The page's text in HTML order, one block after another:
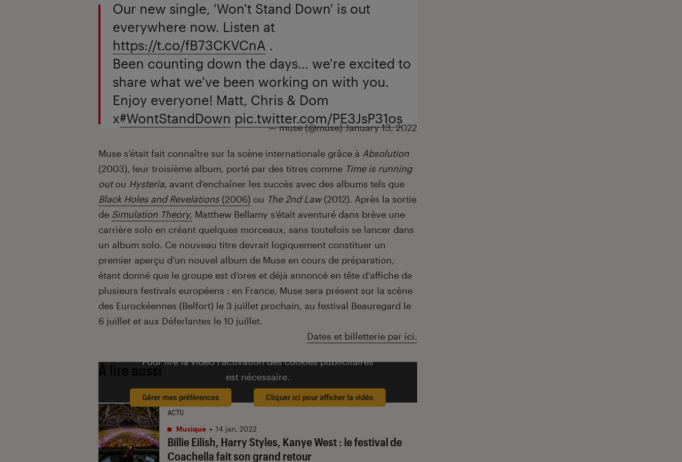
Our new single, 'Won't Stand Down' is out
everywhere now. Listen at
https://t.co/fB73CKVCnA .
Been counting down the days… we're excited to
share what we've been working on with you.
Enjoy everyone! Matt, Chris & Dom
x#WontStandDown pic.twitter.com/PE3JsP31os
— muse (@muse)January 13, 2022
Muse s’était fait connaître sur la scène internationale grâce à Absolution
(2003), leur troisième album, porté par des titres comme Time is running
outou Hysteria, avant d’enchaîner les succès avec des albums tels que
Black Holes and Revelations (2006) ou The 2nd Law(2012). Après la sortie
de Simulation Theory, Matthew Bellamy s’était aventuré dans brève une
carrière solo en créant quelques morceaux, sans toutefois se lancer dans
un album solo. Ce nouveau titre devrait logiquement constituer un
premier aperçu d’un nouvel album de Muse en cours de préparation,
étant donné que le groupe est d’ores et déjà annoncé en tête d’affiche de
plusieurs festivals européens : en France, Muse sera présent sur la scène
des Eurockéennes (Belfort) le 3 juillet prochain, au festival Beauregard le
6 juillet et aux Déferlantes le 10 juillet.
Dates et billetterie par ici.
Pour lire la vidéo l’activation des cookies publicitaires
est nécessaire.
Gérer mes préférences Cliquer ici pour afficher la vidéo
À lire aussi
Billie Eilish, Harry Styles, Kanye West : le festival de
Coachella fait son grand retour
ACTU
Musique • 14 jan. 2022